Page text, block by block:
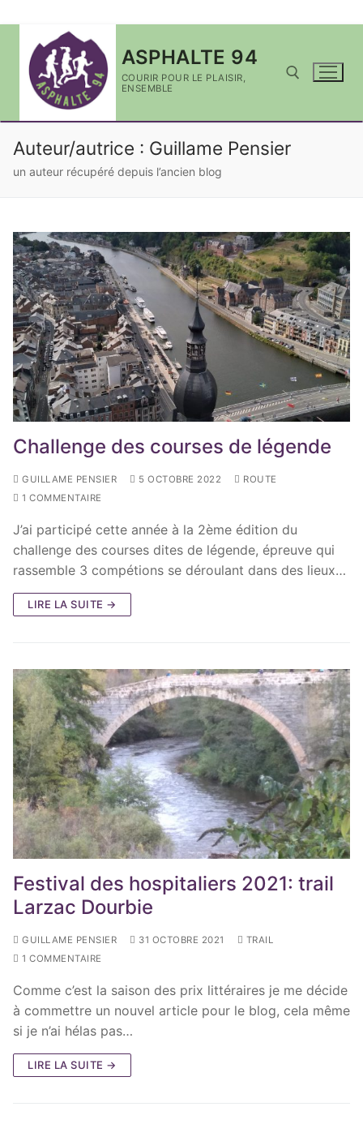
contenu
ASPHALTE 94
COURIR POUR LE PLAISIR,
ENSEMBLE
Rechercher :
Auteur/autrice : Guillame Pensier
un auteur récupéré depuis l’ancien blog
Challenge des courses de légende
GUILLAME PENSIER 5 OCTOBRE 2022
ROUTE
1 COMMENTAIRE
J’ai participé cette année à la 2ème édition du
challenge des courses dites de légende, épreuve qui
rassemble 3 compétions se déroulant dans des lieux…
LIRE LA SUITE →
Festival des hospitaliers 2021: trail
Larzac Dourbie
GUILLAME PENSIER 31 OCTOBRE 2021
TRAIL
1 COMMENTAIRE
Comme c’est la saison des prix littéraires je me décide
à commettre un nouvel article pour le blog, cela même
si je n’ai hélas pas…
LIRE LA SUITE →